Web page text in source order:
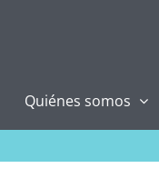
Quiénes somos